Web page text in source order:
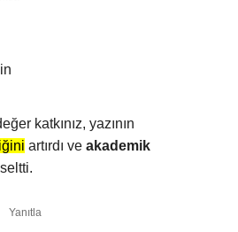
katkınız, yazının
artırdı ve akademik
Yanıtla